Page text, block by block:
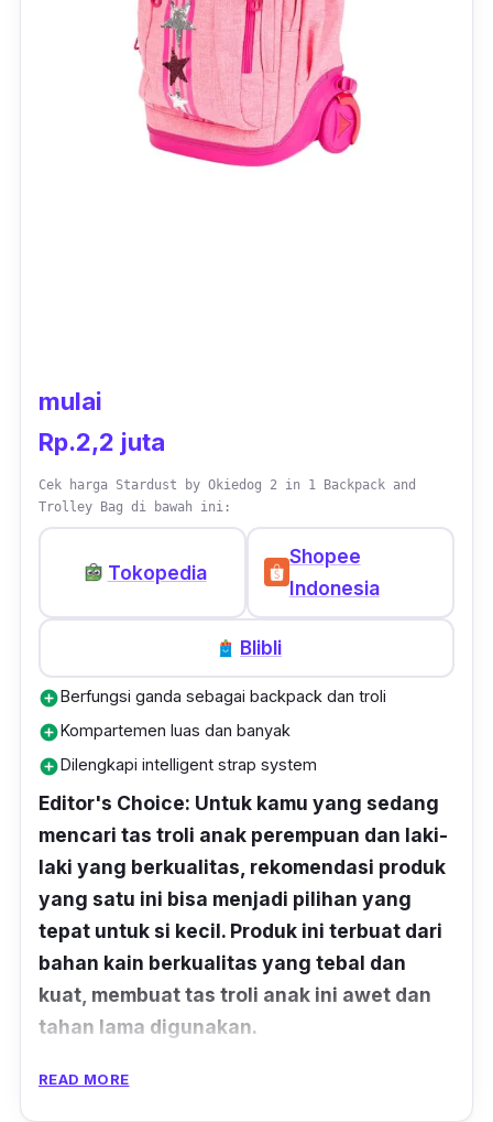
mulai
Rp.2,2 juta
Cek harga Stardust by Okiedog 2 in 1 Backpack and
Trolley Bag di bawah ini:
Tokopedia
Shopee
Indonesia
Blibli
add_circleBerfungsi ganda sebagai backpack dan troli
add_circleKompartemen luas dan banyak
add_circleDilengkapi intelligent strap system
Editor's Choice: Untuk kamu yang sedang
mencari tas troli anak perempuan dan laki-
laki yang berkualitas, rekomendasi produk
yang satu ini bisa menjadi pilihan yang
tepat untuk si kecil. Produk ini terbuat dari
bahan kain berkualitas yang tebal dan
kuat, membuat tas troli anak ini awet dan
tahan lama digunakan.
Backpack atau troli, tas troli anak ini bisa
READ MORE